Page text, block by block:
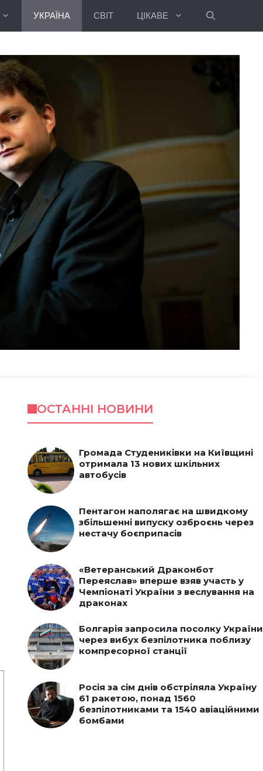
УКРАЇНА СВІТ ЦІКАВЕ
ОСТАННІ НОВИНИ
Громада Студениківки на Київщині
отримала 13 нових шкільних
автобусів
Пентагон наполягає на швидкому
збільшенні випуску озброєнь через
нестачу боєприпасів
«Ветеранський Драконбот
Переяслав» вперше взяв участь у
Чемпіонаті України з веслування на
драконах
Болгарія запросила посолку України
через вибух безпілотника поблизу
компресорної станції
Росія за сім днів обстріляла Україну
61 ракетою, понад 1560
безпілотниками та 1540 авіаційними
бомбами